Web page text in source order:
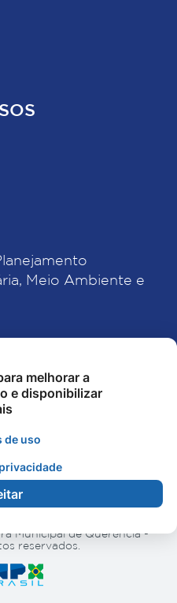
Meio Ambiente e
Turismo, Ciência e
e Rodagens
Municipal de Querência -
reservados.
melhorar a
e disponibilizar
de uso